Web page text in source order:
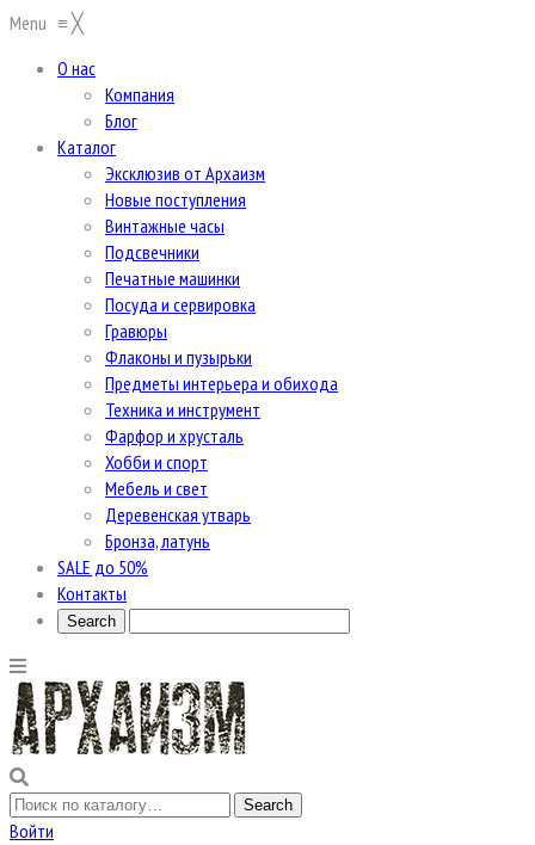
Menu ≡╳
О нас
Компания
Блог
Каталог
Эксклюзив от Архаизм
Новые поступления
Винтажные часы
Подсвечники
Печатные машинки
Посуда и сервировка
Гравюры
Флаконы и пузырьки
Предметы интерьера и обихода
Техника и инструмент
Фарфор и хрусталь
Хобби и спорт
Мебель и свет
Деревенская утварь
Бронза, латунь
SALE до 50%
Контакты
Войти